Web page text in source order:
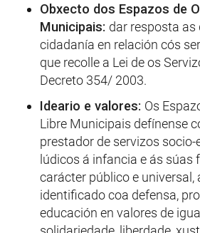
Obxecto dos Espazos de
Municipais: dar resposta as
cidadanía en relación cós
que recolle a Lei de os
Decreto 354/ 2003.
Ideario e valores: Os
Libre Municipais defínense
prestador de servizos
lúdicos á infancia e ás súas
carácter público e universal,
identificado coa defensa,
educación en valores de